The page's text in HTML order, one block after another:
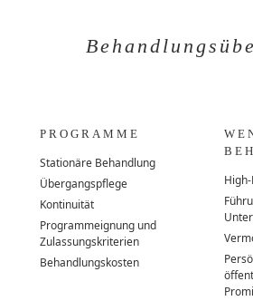
PROGRAMME
Stationäre Behandlung
Übergangspflege
Kontinuität
Programmeignung und
Zulassungskriterien
Behandlungskosten